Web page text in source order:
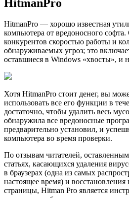
HitmanPro
HitmanPro — хорошо известная
компьютера от вредоносного софта.
конкурентов скоростью работы и
обнаруживаемых угроз; это
оставшиеся в Windows «хвосты», и
Хотя HitmanPro стоит денег, вы
использовать все его функции в
достаточно, чтобы удалить весь
обнаружила все вредоносные
предварительно установил, и
компьютера во время проверки.
По отзывам читателей,
статьях, касающихся удаления
в браузерах (одна из самых
настоящее время) и восстановления
страницы, Hitman Pro является